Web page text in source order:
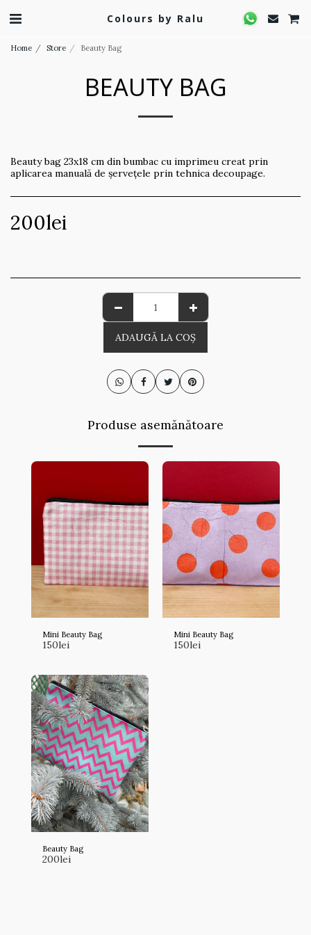
Colours by Ralu
Home Store Beauty Bag
BEAUTY BAG
Beauty bag 23x18 cm din bumbac cu imprimeu creat prin
aplicarea manuală de șervețele prin tehnica decoupage.
200lei
ADAUGĂ LA COŞ
Produse asemănătoare
Mini Beauty Bag
150lei
Mini Beauty Bag
150lei
Beauty Bag
200lei